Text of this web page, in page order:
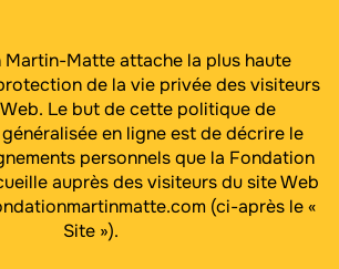
Martin-Matte attache la plus haute
de la vie privée des visiteurs
Le but de cette politique de
en ligne est de décrire le
personnels que la Fondation
auprès des visiteurs du site Web
(ci-après le «
Site »).